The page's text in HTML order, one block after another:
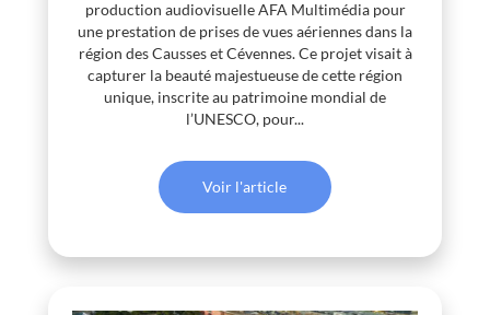
production audiovisuelle AFA Multimédia pour
une prestation de prises de vues aériennes dans la
région des Causses et Cévennes. Ce projet visait à
capturer la beauté majestueuse de cette région
unique, inscrite au patrimoine mondial de
l’UNESCO, pour...
Voir l'article